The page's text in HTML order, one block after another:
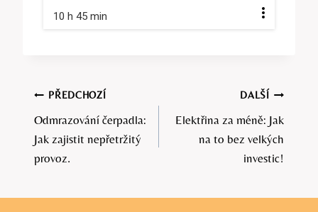
10 h 45 min
Navigace
pro
příspěvek
PŘEDCHOZÍ
Odmrazování čerpadla:
Jak zajistit nepřetržitý
provoz.
DALŠÍ
Elektřina za méně: Jak
na to bez velkých
investic!